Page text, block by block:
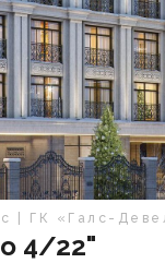
| ГК «Галс-
4/22"